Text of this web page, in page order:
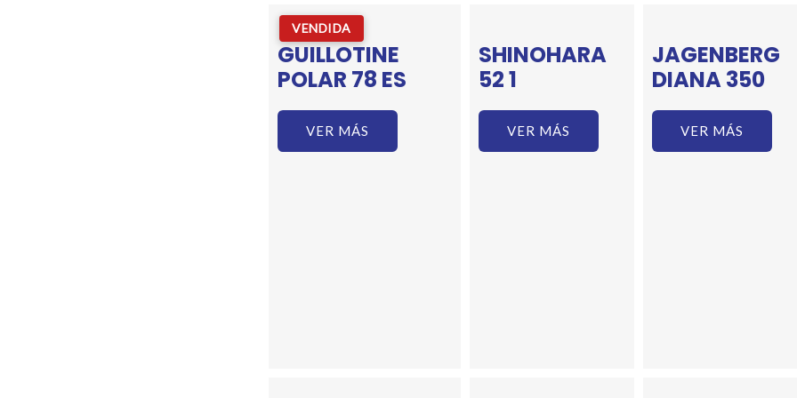
VENDIDA
GUILLOTINE
POLAR 78 ES
VER MÁS
SHINOHARA
52 1
VER MÁS
JAGENBERG
DIANA 350
VER MÁS